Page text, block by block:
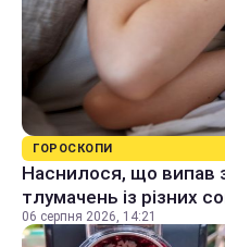
ГОРОСКОПИ
Наснилося, що випав
тлумачень із різних
06 серпня 2026, 14:21